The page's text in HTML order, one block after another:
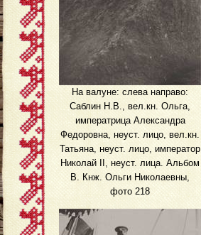
На валуне: слева направо:
Саблин Н.В., вел.кн. Ольга,
императрица Александра
Федоровна, неуст. лицо, вел.кн.
Татьяна, неуст. лицо, император
Николай II, неуст. лица. Альбом
В. Кнж. Ольги Николаевны,
фото 218